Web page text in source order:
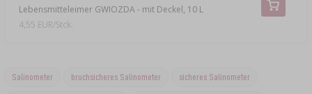
Lebensmitteleimer GWIOZDA - mit Deckel, 10 L
4,55 EUR/Stck.
Salinometer bruchsicheres Salinometer sicheres Salinometer